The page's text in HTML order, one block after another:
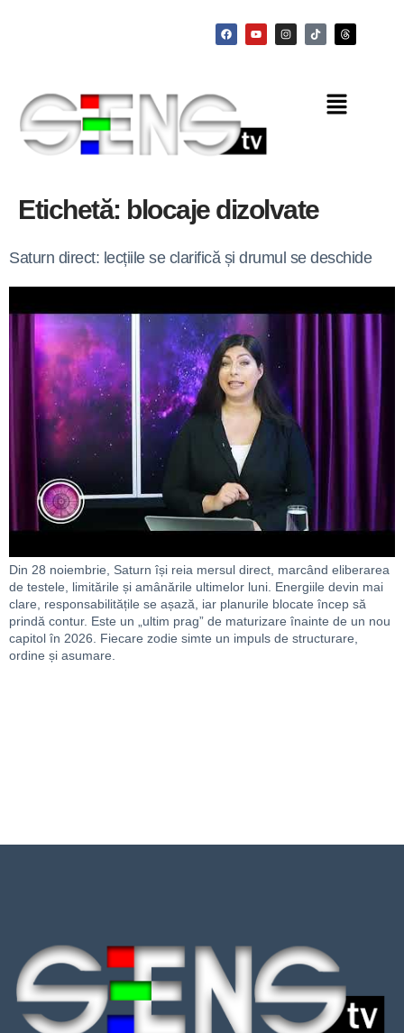
Etichetă: blocaje dizolvate
Saturn direct: lecțiile se clarifică și drumul se deschide
Din 28 noiembrie, Saturn își reia mersul direct, marcând eliberarea
de testele, limitările și amânările ultimelor luni. Energiile devin mai
clare, responsabilitățile se așază, iar planurile blocate încep să
prindă contur. Este un „ultim prag” de maturizare înainte de un nou
capitol în 2026. Fiecare zodie simte un impuls de structurare,
ordine și asumare.